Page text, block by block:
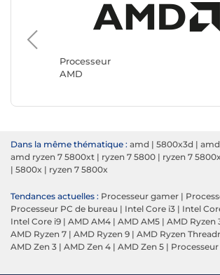
Processeur
AMD
Dans la même thématique : amd | 5800x3d |
amd ryzen 7 5800xt | ryzen 7 5800 | ryzen 7
| 5800x | ryzen 7 5800x
Tendances actuelles : Processeur gamer |
Processeur PC de bureau | Intel Core i3 | Intel
Intel Core i9 | AMD AM4 | AMD AM5 | AMD Ryzen
AMD Ryzen 7 | AMD Ryzen 9 | AMD Ryzen
AMD Zen 3 | AMD Zen 4 | AMD Zen 5 |